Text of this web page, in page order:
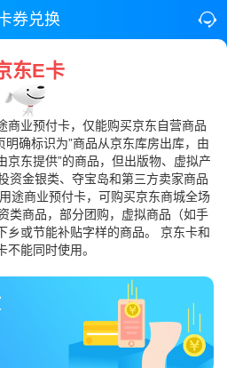
券兑换
东E卡
商业预付卡，仅能购买京东自营商品
明确标识为”商品从京东库房出库，由
京东提供”的商品，但出版物、虚拟产
资金银类、夺宝岛和第三方卖家商品
途商业预付卡，可购买京东商城全场
类商品，部分团购，虚拟商品（如手
乡或节能补贴字样的商品。 京东卡和
不能同时使用。